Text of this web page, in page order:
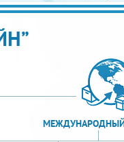
МЕЖДУНАРОДНЫЙ